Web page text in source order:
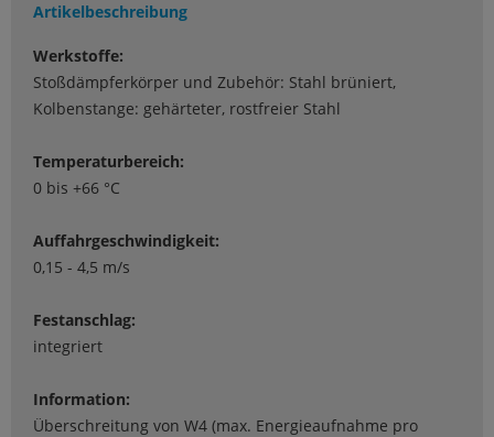
Artikelbeschreibung
Werkstoffe:
Stoßdämpferkörper und Zubehör: Stahl brüniert,
Kolbenstange: gehärteter, rostfreier Stahl
Temperaturbereich:
0 bis +66 °C
Auffahrgeschwindigkeit:
0,15 - 4,5 m/s
Festanschlag:
integriert
Information:
Überschreitung von W4 (max. Energieaufnahme pro